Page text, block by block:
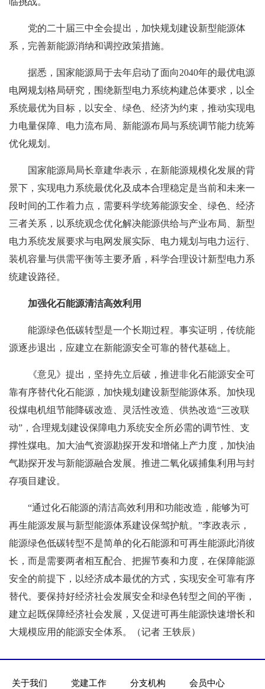
党的二十届三中全会提出，加快规划建设新型能源体
系，完善新能源消纳和调控政策措施。
据悉，国家能源局于去年启动了面向2040年的最优电源
电网规划格局研究，围绕新型电力系统构建总体要求，以全
系统最优为目标，以安全、绿色、经济为约束，推动实现电
力电量保障、电力流布局、新能源布局与系统调节能力统筹
优化规划。
国家能源局局长章建华表示，在新能源规模化发展的背
景下，实现电力系统最优化及成本合理稳定是当前和未来一
段时间的工作着力点，需要科学统筹能源安全、绿色、经济
三者关系，以系统观念优化解决能源供给与产业布局、新型
电力系统发展要求与电网发展实际、电力规划与电力运行、
装机容量与供需平衡等主要矛盾，科学合理设计新型电力系
统建设路径。
加强化石能源清洁高效利用
能源绿色低碳转型是一个长期过程。事实证明，传统能
源逐步退出，应建立在新能源安全可靠的替代基础上。
《意见》提出，坚持先立后破，推进非化石能源安全可
靠有序替代化石能源，加快规划建设新型能源体系。加快现
役煤电机组节能降碳改造、灵活性改造、供热改造“三改联
动”，合理规划建设保障电力系统安全所必需的调节性、支
撑性煤电。加大油气资源勘探开发和增储上产力度，加快油
气勘探开发与新能源融合发展。推进二氧化碳捕集利用与封
存项目建设。
“通过化石能源的清洁高效利用和功能改造，能够为可
再生能源发展与新型能源体系建设保驾护航。”李政表示，
能源绿色低碳转型不是简单的化石能源和可再生能源此消彼
长，而是需要两者相互配合、把握节奏和力度，在保障能源
安全的前提下，以经济成本最优的方式，实现安全可靠有序
替代。要保持好经济社会发展安全和绿色转型之间的平衡，
建立起既保障经济社会发展，又促进可再生能源快速增长和
大规模应用的能源安全体系。（记者 王轶辰）
关于我们 党建工作 分支机构 会员中心